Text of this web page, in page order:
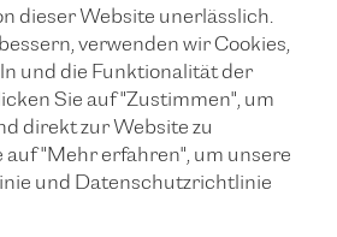
dieser Website unerlässlich.
verwenden wir Cookies,
und die Funktionalität der
Sie auf "Zustimmen", um
direkt zur Website zu
auf "Mehr erfahren", um unsere
und Datenschutzrichtlinie